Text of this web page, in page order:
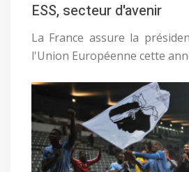
ESS, secteur d'avenir
La France assure la
l'Union Européenne cette